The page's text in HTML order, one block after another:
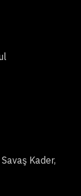
Savaş Kader,